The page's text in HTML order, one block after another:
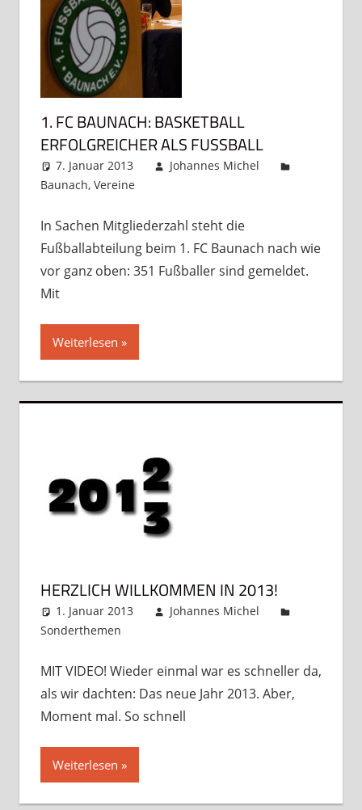
1. FC BAUNACH: BASKETBALL
ERFOLGREICHER ALS FUSSBALL
7. Januar 2013
Johannes Michel
Baunach, Vereine
In Sachen Mitgliederzahl steht die
Fußballabteilung beim 1. FC Baunach nach wie
vor ganz oben: 351 Fußballer sind gemeldet.
Mit
Weiterlesen
HERZLICH WILLKOMMEN IN 2013!
1. Januar 2013
Johannes Michel
Sonderthemen
MIT VIDEO! Wieder einmal war es schneller da,
als wir dachten: Das neue Jahr 2013. Aber,
Moment mal. So schnell
Weiterlesen